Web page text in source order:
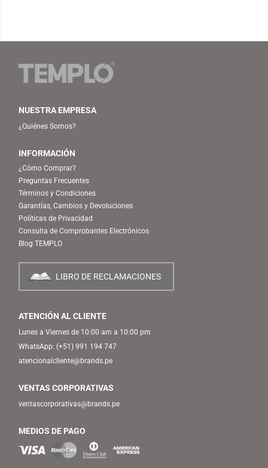
NUESTRA EMPRESA
¿Quiénes Somos?
INFORMACIÓN
¿Cómo Comprar?
Preguntas Frecuentes
Términos y Condiciones
Garantías, Cambios y Devoluciones
Políticas de Privacidad
Consulta de Comprobantes Electrónicos
Blog TEMPLO
LIBRO DE RECLAMACIONES
ATENCIÓN AL CLIENTE
Lunes a Viernes de 10:00 am a 10:00 pm
WhatsApp: (+51) 991 194 747
atencionalcliente@brands.pe
VENTAS CORPORATIVAS
ventascorporativas@brands.pe
MEDIOS DE PAGO